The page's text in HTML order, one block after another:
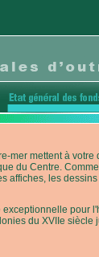
mer mettent à
du Centre.
affiches, les
pour
du XVIIe